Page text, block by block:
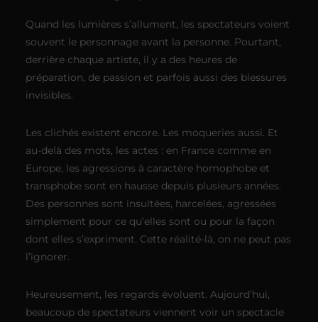
Quand les lumières s’allument, les spectateurs voient
souvent le personnage avant la personne. Pourtant,
derrière chaque artiste, il y a des heures de
préparation, de passion et parfois aussi des blessures
invisibles.
Les clichés existent encore. Les moqueries aussi. Et
au-delà des mots, les actes : en France comme en
Europe, les agressions à caractère homophobe et
transphobe sont en hausse depuis plusieurs années.
Des personnes sont insultées, harcelées, agressées
simplement pour ce qu’elles sont ou pour la façon
dont elles s’expriment. Cette réalité-là, on ne peut pas
l’ignorer.
Heureusement, les regards évoluent. Aujourd’hui,
beaucoup de spectateurs viennent voir un spectacle